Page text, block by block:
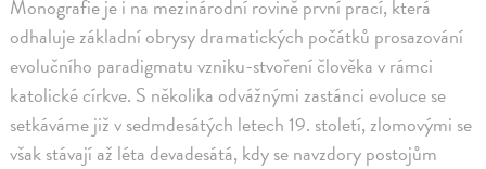
Monografie je i na mezinárodní rovině první prací, která
odhaluje základní obrysy dramatických počátků prosazování
evolučního paradigmatu vzniku-stvoření člověka v rámci
katolické církve. S několika odvážnými zastánci evoluce se
setkáváme již v sedmdesátých letech 19. století, zlomovými se
však stávají až léta devadesátá, kdy se navzdory postojům